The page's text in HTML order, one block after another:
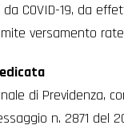
COVID-19, da
versamento
di Previdenza,
n. 2871 del